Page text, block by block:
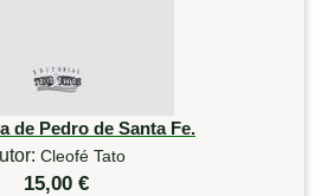
de Pedro de Santa Fe.
Cleofé Tato
15,00 €